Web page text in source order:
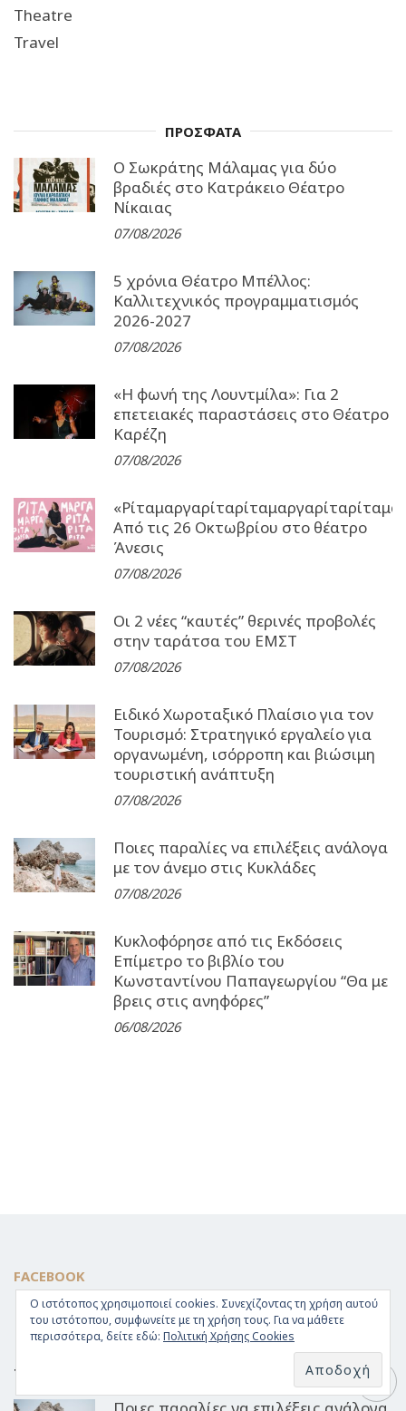
Theatre
Travel
ΠΡΟΣΦΑΤΑ
Ο Σωκράτης Μάλαμας για δύο
βραδιές στο Κατράκειο Θέατρο
Νίκαιας
07/08/2026
5 χρόνια Θέατρο Μπέλλος:
Καλλιτεχνικός προγραμματισμός
2026-2027
07/08/2026
«Η φωνή της Λουντμίλα»: Για 2
επετειακές παραστάσεις στο Θέατρο
Καρέζη
07/08/2026
Από τις 26 Οκτωβρίου στο θέατρο
Άνεσις
07/08/2026
Οι 2 νέες “καυτές” θερινές προβολές
στην ταράτσα του ΕΜΣΤ
07/08/2026
Ειδικό Χωροταξικό Πλαίσιο για τον
Τουρισμό: Στρατηγικό εργαλείο για
οργανωμένη, ισόρροπη και βιώσιμη
τουριστική ανάπτυξη
07/08/2026
Ποιες παραλίες να επιλέξεις ανάλογα
με τον άνεμο στις Κυκλάδες
07/08/2026
Κυκλοφόρησε από τις Εκδόσεις
Επίμετρο το βιβλίο του
Κωνσταντίνου Παπαγεωργίου “Θα με
βρεις στις ανηφόρες”
06/08/2026
FACEBOOK
TRAVEL
Ο ιστότοπος χρησιμοποιεί cookies. Συνεχίζοντας τη χρήση αυτού
του ιστότοπου, συμφωνείτε με τη χρήση τους. Για να μάθετε
περισσότερα, δείτε εδώ: Πολιτική Χρήσης Cookies